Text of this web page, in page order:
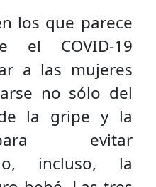
los que parece
el COVID-19
a las mujeres
no sólo del
la gripe y la
evitar
o, incluso, la